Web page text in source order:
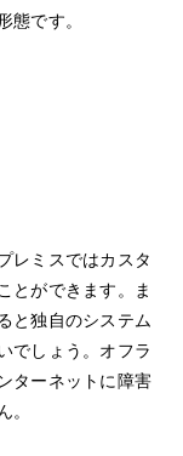
態です。
レミスではカスタ
とができます。ま
と独自のシステム
でしょう。オフラ
ターネットに障害
。